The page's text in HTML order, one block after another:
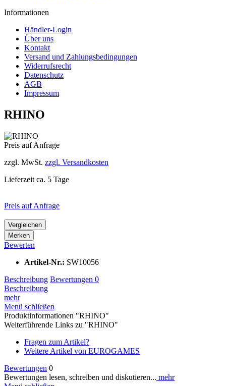
Informationen
Händler-Login
Über uns
Kontakt
Versand und Zahlungsbedingungen
Widerrufsrecht
Datenschutz
AGB
Impressum
RHINO
Preis auf Anfrage
zzgl. MwSt. zzgl. Versandkosten
Lieferzeit ca. 5 Tage
Preis auf Anfrage
Vergleichen
Merken
Bewerten
Artikel-Nr.: SW10056
Beschreibung Bewertungen 0
Beschreibung
mehr
Menü schließen
Produktinformationen "RHINO"
Weiterführende Links zu "RHINO"
Fragen zum Artikel?
Weitere Artikel von EUROGAMES
Bewertungen 0
Bewertungen lesen, schreiben und diskutieren... mehr